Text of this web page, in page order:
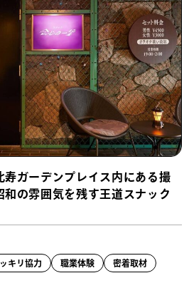
寿ガーデンプレイス内にある撮
和の雰囲気を残す王道スナック
ッキリ協力 職業体験 密着取材